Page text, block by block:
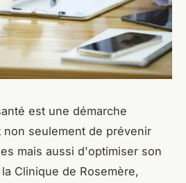
est une démarche
non seulement de prévenir
mais aussi d'optimiser son
Clinique de Rosemère,